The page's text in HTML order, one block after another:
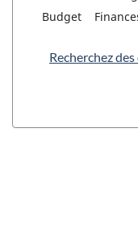
Budget
Recherchez